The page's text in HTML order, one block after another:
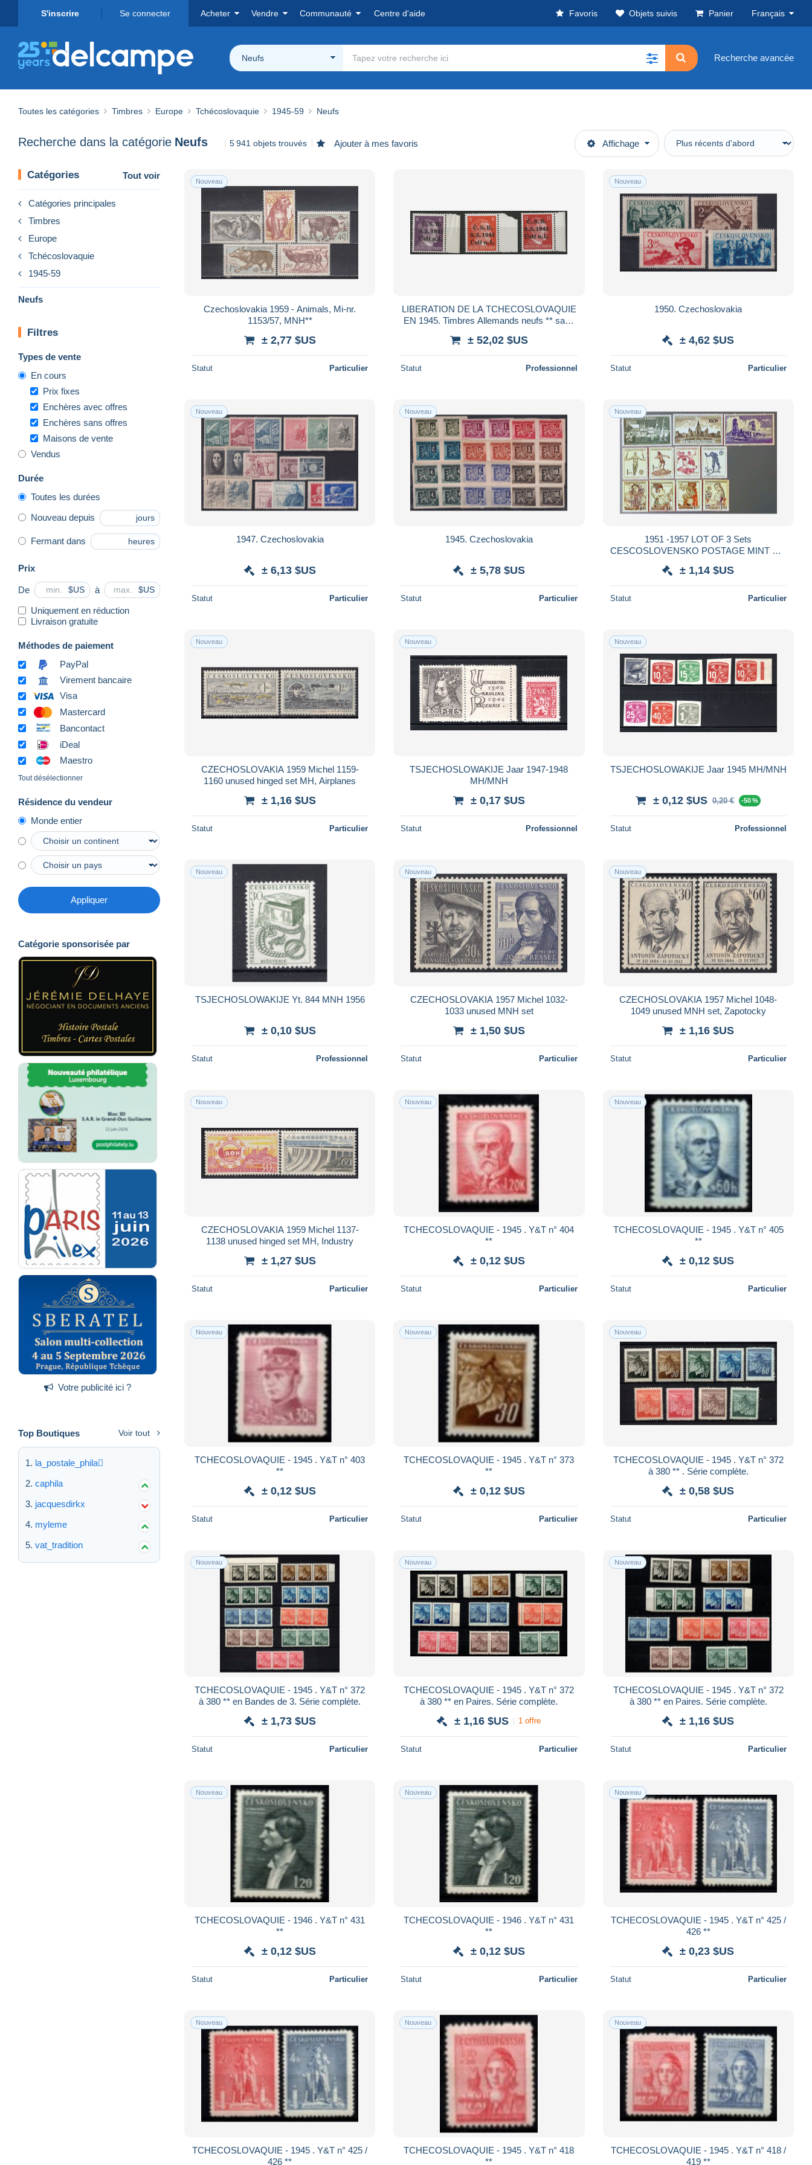
S'inscrire Se connecter Acheter Vendre Communauté Centre d'aide Favoris Objets suivis Panier Français
Neufs Recherche avancée
Toutes les catégories Timbres Europe Tchécoslovaquie 1945-59 Neufs
Recherche dans la catégorie Neufs 5 941 objets trouvés Ajouter à mes favoris Affichage
Catégories Tout voir
Catégories principales
Timbres
Europe
Tchécoslovaquie
1945-59
Neufs
Filtres
Types de vente
En cours
Prix fixes
Enchères avec offres
Enchères sans offres
Maisons de vente
Vendus
Durée
Toutes les durées
Nouveau depuis jours
Fermant dans heures
Prix
De $US à $US
Uniquement en réduction
Livraison gratuite
Méthodes de paiement
PayPal
Virement bancaire
Visa
Mastercard
Bancontact
iDeal
Maestro
Tout désélectionner
Résidence du vendeur
Monde entier
Appliquer
Catégorie sponsorisée par
Votre publicité ici ?
Top Boutiques Voir tout
la_postale_phila
caphila
jacquesdirkx
myleme
vat_tradition
Nouveau
Czechoslovakia 1959 - Animals, Mi-nr.
1153/57, MNH**
± 2,77 $US
Statut Particulier
LIBERATION DE LA TCHECOSLOVAQUIE
EN 1945. Timbres Allemands neufs ** sans
± 52,02 $US
Statut Professionnel
Nouveau
1950. Czechoslovakia
± 4,62 $US
Statut Particulier
Nouveau
1947. Czechoslovakia
± 6,13 $US
Statut Particulier
Nouveau
1945. Czechoslovakia
± 5,78 $US
Statut Particulier
Nouveau
1951 -1957 LOT OF 3 Sets
CESCOSLOVENSKO POSTAGE MINT MH
± 1,14 $US
Statut Particulier
Nouveau
CZECHOSLOVAKIA 1959 Michel 1159-
1160 unused hinged set MH, Airplanes
± 1,16 $US
Statut Particulier
Nouveau
TSJECHOSLOWAKIJE Jaar 1947-1948
MH/MNH
± 0,17 $US
Statut Professionnel
Nouveau
TSJECHOSLOWAKIJE Jaar 1945 MH/MNH
± 0,12 $US 0,20 € -50 %
Statut Professionnel
Nouveau
TSJECHOSLOWAKIJE Yt. 844 MNH 1956
± 0,10 $US
Statut Professionnel
Nouveau
CZECHOSLOVAKIA 1957 Michel 1032-
1033 unused MNH set
± 1,50 $US
Statut Particulier
Nouveau
CZECHOSLOVAKIA 1957 Michel 1048-
1049 unused MNH set, Zapotocky
± 1,16 $US
Statut Particulier
Nouveau
CZECHOSLOVAKIA 1959 Michel 1137-
1138 unused hinged set MH, Industry
± 1,27 $US
Statut Particulier
Nouveau
TCHECOSLOVAQUIE - 1945 . Y&T n° 404
**
± 0,12 $US
Statut Particulier
Nouveau
TCHECOSLOVAQUIE - 1945 . Y&T n° 405
**
± 0,12 $US
Statut Particulier
Nouveau
TCHECOSLOVAQUIE - 1945 . Y&T n° 403
**
± 0,12 $US
Statut Particulier
Nouveau
TCHECOSLOVAQUIE - 1945 . Y&T n° 373
**
± 0,12 $US
Statut Particulier
Nouveau
TCHECOSLOVAQUIE - 1945 . Y&T n° 372
à 380 ** . Série complète.
± 0,58 $US
Statut Particulier
Nouveau
TCHECOSLOVAQUIE - 1945 . Y&T n° 372
à 380 ** en Bandes de 3. Série complète.
± 1,73 $US
Statut Particulier
Nouveau
TCHECOSLOVAQUIE - 1945 . Y&T n° 372
à 380 ** en Paires. Série complète.
± 1,16 $US 1 offre
Statut Particulier
Nouveau
TCHECOSLOVAQUIE - 1945 . Y&T n° 372
à 380 ** en Paires. Série complète.
± 1,16 $US
Statut Particulier
Nouveau
TCHECOSLOVAQUIE - 1946 . Y&T n° 431
**
± 0,12 $US
Statut Particulier
Nouveau
TCHECOSLOVAQUIE - 1946 . Y&T n° 431
**
± 0,12 $US
Statut Particulier
Nouveau
TCHECOSLOVAQUIE - 1945 . Y&T n° 425 /
426 **
± 0,23 $US
Statut Particulier
Nouveau
TCHECOSLOVAQUIE - 1945 . Y&T n° 425 /
426 **
Nouveau
TCHECOSLOVAQUIE - 1945 . Y&T n° 418
**
Nouveau
TCHECOSLOVAQUIE - 1945 . Y&T n° 418 /
419 **